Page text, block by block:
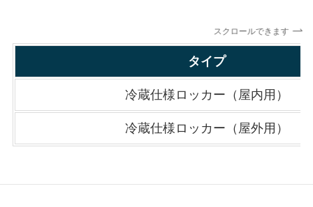
スクロールできます
タイプ
冷蔵仕様ロッカー（屋内用）
冷蔵仕様ロッカー（屋外用）